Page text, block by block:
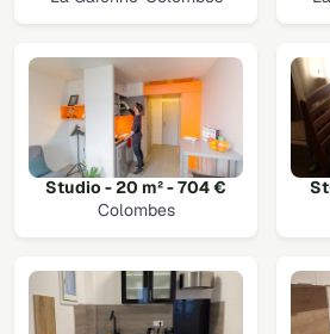
Studio - 20 m² - 704 €
Colombes